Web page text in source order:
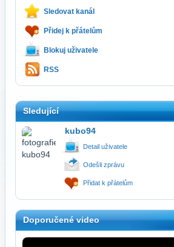
Sledovat kanál
Přidej k přátelům
Blokuj uživatele
RSS
Sledující
kubo94
Detail uživatele
Odešli zprávu
Přidat k přátelům
Doporučené video